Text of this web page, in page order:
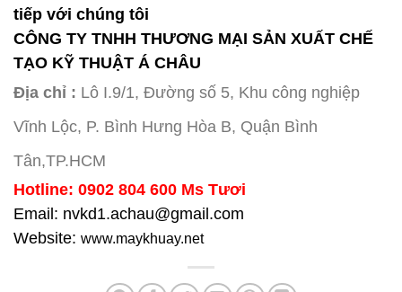
tiếp với chúng tôi
CÔNG TY TNHH THƯƠNG MẠI SẢN XUẤT CHẾ
TẠO KỸ THUẬT Á CHÂU
Địa chỉ : Lô I.9/1, Đường số 5, Khu công nghiệp
Vĩnh Lộc, P. Bình Hưng Hòa B, Quận Bình
Tân,TP.HCM
Hotline: 0902 804 600 Ms Tươi
Email: nvkd1.achau@gmail.com
Website: www.maykhuay.net